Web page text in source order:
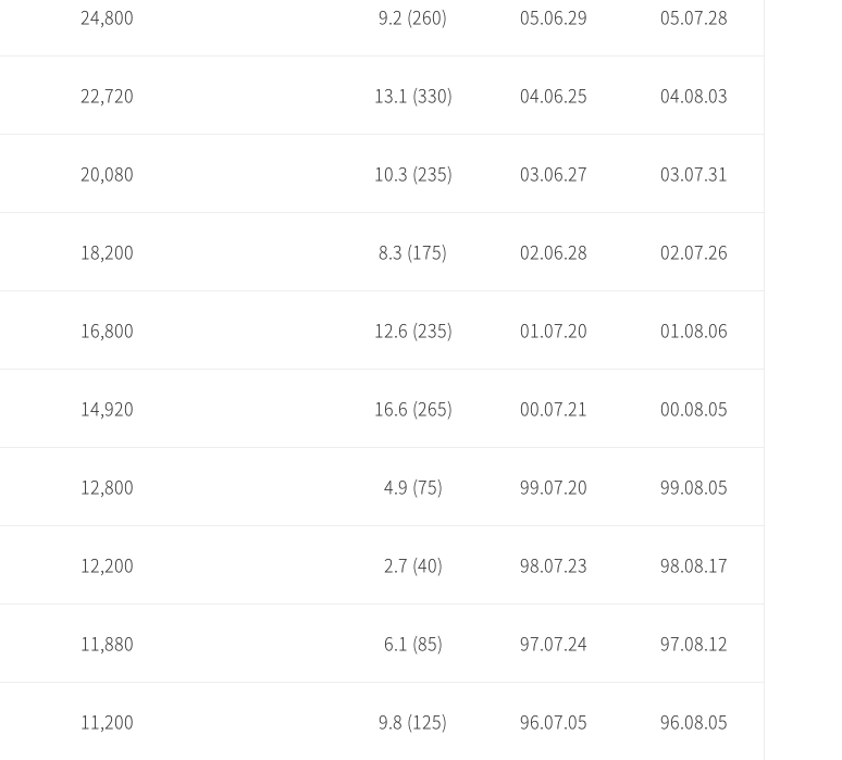
24,800 9.2 (260) 05.06.29 05.07.28
22,720 13.1 (330) 04.06.25 04.08.03
20,080 10.3 (235) 03.06.27 03.07.31
18,200 8.3 (175) 02.06.28 02.07.26
16,800 12.6 (235) 01.07.20 01.08.06
14,920 16.6 (265) 00.07.21 00.08.05
12,800 4.9 (75) 99.07.20 99.08.05
12,200 2.7 (40) 98.07.23 98.08.17
11,880 6.1 (85) 97.07.24 97.08.12
11,200 9.8 (125) 96.07.05 96.08.05